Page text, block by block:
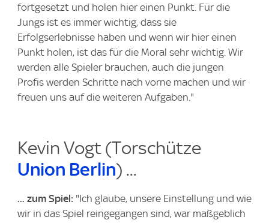
fortgesetzt und holen hier einen Punkt. Für die
Jungs ist es immer wichtig, dass sie
Erfolgserlebnisse haben und wenn wir hier einen
Punkt holen, ist das für die Moral sehr wichtig. Wir
werden alle Spieler brauchen, auch die jungen
Profis werden Schritte nach vorne machen und wir
freuen uns auf die weiteren Aufgaben."
Kevin Vogt (Torschütze
Union Berlin) ...
... zum Spiel: "Ich glaube, unsere Einstellung und wie
wir in das Spiel reingegangen sind, war maßgeblich